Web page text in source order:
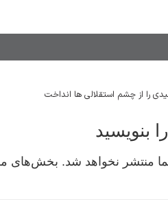
را از چشم استقلالی ها انداخت
بنویسید
منتشر نخواهد شد. بخش‌های